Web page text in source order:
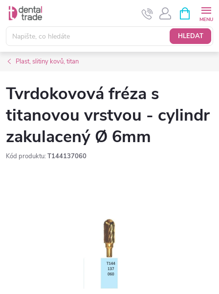
Přejít
obsah
HLEDAT
NÁKUPNÍ
KOŠÍK
Plast, slitiny kovů, titan
Tvrdokovová fréza s
titanovou vrstvou - cylindr
zakulacený Ø 6mm
Kód produktu: T144137060